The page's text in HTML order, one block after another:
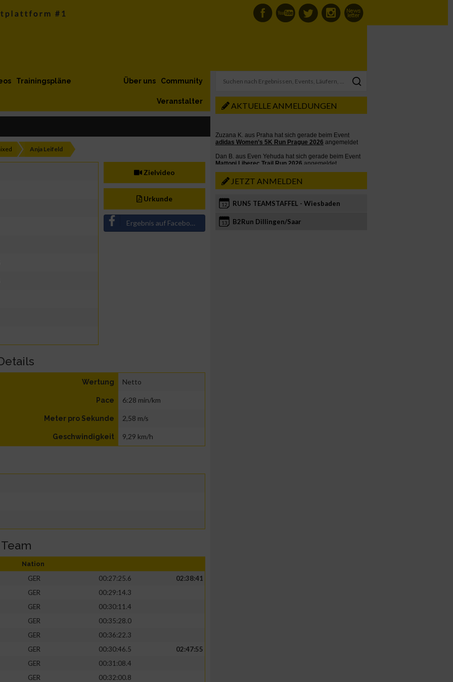
Trainingspläne Community
Über uns
Veranstalter
Anja Leifeld
Zielvideo
Urkunde
Ergebnis auf Facebook teilen
Wertung Netto
Pace 6:28 min/km
Meter pro Sekunde 2,58 m/s
Geschwindigkeit 9,29 km/h
Nation
GER 00:27:25.6
02:38:41
GER
00:29:14.3
GER
00:30:11.4
GER
00:35:28.0
GER
00:36:22.3
GER 00:30:46.5
02:47:55
GER
00:31:08.4
GER
00:32:00.8
AKTUELLE ANMELDUNGEN
JETZT ANMELDEN
12 RUN5 TEAMSTAFFEL - Wiesbaden
13 B2Run Dillingen/Saar